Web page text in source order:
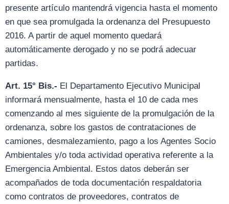
presente artículo mantendrá vigencia hasta el momento
en que sea promulgada la ordenanza del Presupuesto
2016. A partir de aquel momento quedará
automáticamente derogado y no se podrá adecuar
partidas.
Art. 15° Bis.- El Departamento Ejecutivo Municipal
informará mensualmente, hasta el 10 de cada mes
comenzando al mes siguiente de la promulgación de la
ordenanza, sobre los gastos de contrataciones de
camiones, desmalezamiento, pago a los Agentes Socio
Ambientales y/o toda actividad operativa referente a la
Emergencia Ambiental. Estos datos deberán ser
acompañados de toda documentación respaldatoria
como contratos de proveedores, contratos de